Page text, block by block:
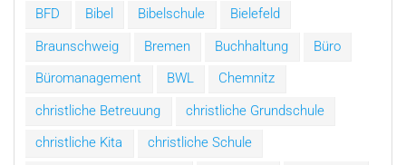
BFD
Bibel Bibelschule
Bielefeld
Braunschweig
Bremen Buchhaltung
Büro
Büromanagement
BWL
Chemnitz
christliche Betreuung
christliche Grundschule
christliche Kita
christliche Schule